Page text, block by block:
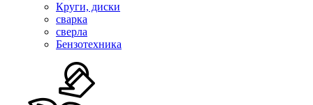
Круги, диски
сварка
сверла
Бензотехника